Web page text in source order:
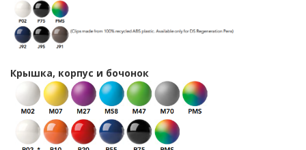
Крышка, корпус и бочонок